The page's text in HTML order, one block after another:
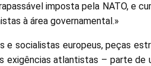
imposta pela NATO, e
à área governamental.»
e socialistas europeus, peças
exigências atlantistas – parte